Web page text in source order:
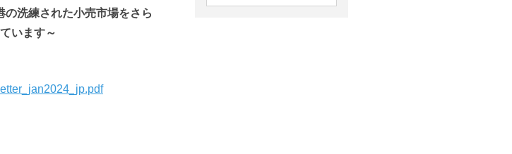
洗練された小売市場をさら
います～